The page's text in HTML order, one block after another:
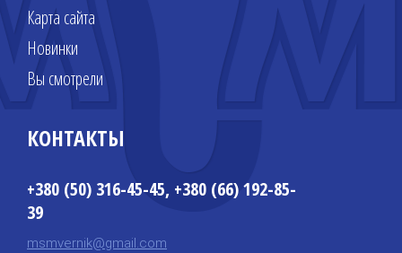
Карта сайта
Новинки
Вы смотрели
КОНТАКТЫ
+380 (50) 316-45-45, +380 (66) 192-85-
39
msmvernik@gmail.com